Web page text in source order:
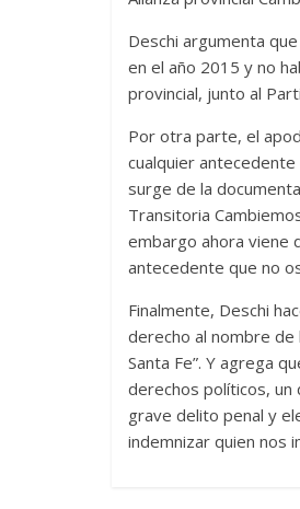
Deschi argumenta
en el año 2015 y no
provincial, junto al
Por otra parte, el
cualquier antecedente
surge de la
Transitoria
embargo ahora viene
antecedente que no
Finalmente, Deschi
derecho al nombre
Santa Fe”. Y agrega
derechos políticos, un
grave delito penal y
indemnizar quien nos